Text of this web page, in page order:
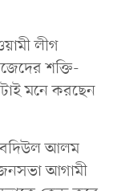
লীগ
শক্তি-
মনে করছেন
বদিউল আলম
জনসভা আগামী